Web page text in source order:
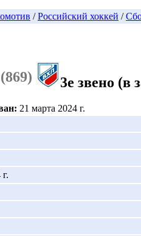
/Российский хоккей /
(869) 3е звено (в
21 марта 2024 г.